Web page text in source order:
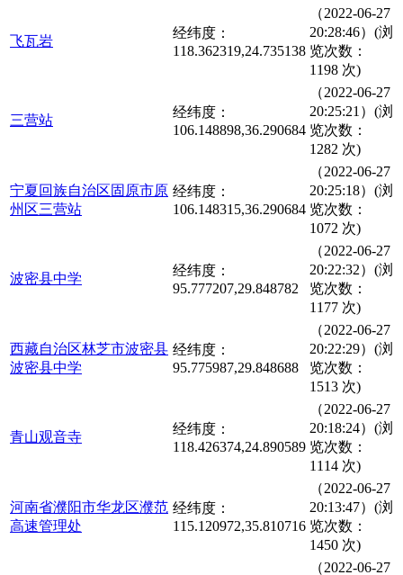
飞瓦岩
经纬度：
118.362319,24.735138
（2022-06-27
20:28:46）(浏
览次数：
1198 次)
三营站
经纬度：
106.148898,36.290684
（2022-06-27
20:25:21）(浏
览次数：
1282 次)
宁夏回族自治区固原市原
州区三营站
经纬度：
106.148315,36.290684
（2022-06-27
20:25:18）(浏
览次数：
1072 次)
波密县中学
经纬度：
95.777207,29.848782
（2022-06-27
20:22:32）(浏
览次数：
1177 次)
西藏自治区林芝市波密县
波密县中学
经纬度：
95.775987,29.848688
（2022-06-27
20:22:29）(浏
览次数：
1513 次)
青山观音寺
经纬度：
118.426374,24.890589
（2022-06-27
20:18:24）(浏
览次数：
1114 次)
河南省濮阳市华龙区濮范
高速管理处
经纬度：
115.120972,35.810716
（2022-06-27
20:13:47）(浏
览次数：
1450 次)
（2022-06-27